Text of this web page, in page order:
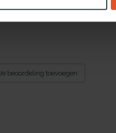
Je beoordeling toevoegen